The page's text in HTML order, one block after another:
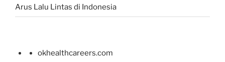
Arus Lalu Lintas di Indonesia
okhealthcareers.com